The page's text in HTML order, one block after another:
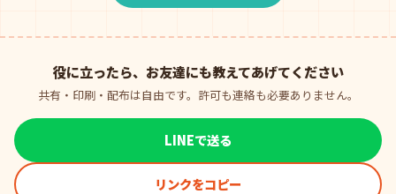
役に立ったら、お友達にも教えてあげてください
共有・印刷・配布は自由です。許可も連絡も必要ありません。
LINEで送る
リンクをコピー